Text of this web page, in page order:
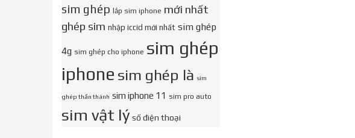
sim ghép lắp sim iphone mới nhất
ghép sim nhập iccid mới nhất sim ghép
4g sim ghép cho iphone sim ghép
iphone sim ghép là sim
ghép thần thánh sim iphone 11 sim pro auto
sim vật lý số điện thoại